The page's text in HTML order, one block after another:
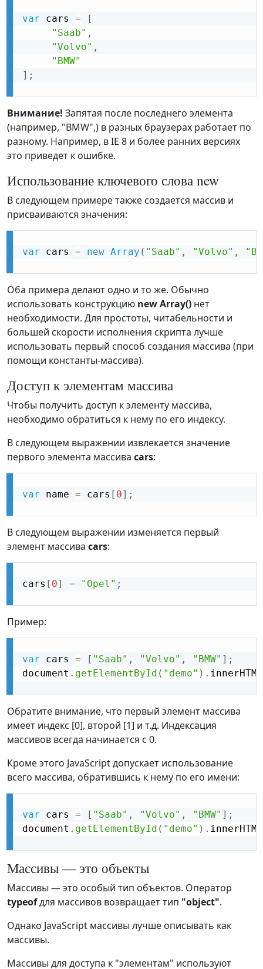
var cars =
[
"Saab" ,
"Volvo" ,
"BMW"
] ;
Внимание! Запятая после последнего элемента
(например, "BMW",) в разных браузерах работает по
разному. Например, в IE 8 и более ранних версиях
это приведет к ошибке.
Использование ключевого слова new
В следующем примере также создается массив и
присваиваются значения:
var cars = new Array ( "Saab" , "Volvo" ,
Оба примера делают одно и то же. Обычно
использовать конструкцию new Array() нет
необходимости. Для простоты, читабельности и
большей скорости исполнения скрипта лучше
использовать первый способ создания массива (при
помощи константы-массива).
Доступ к элементам массива
Чтобы получить доступ к элементу массива,
необходимо обратиться к нему по его индексу.
В следующем выражении извлекается значение
первого элемента массива cars:
var name = cars [ 0] ;
В следующем выражении изменяется первый
элемент массива cars:
cars [ 0] = "Opel" ;
Пример:
var cars = [ "Saab" , "Volvo" , "BMW" ] ;
document . getElementById ( "demo" ) .
Обратите внимание, что первый элемент массива
имеет индекс [0], второй [1] и т.д. Индексация
массивов всегда начинается с 0.
Кроме этого JavaScript допускает использование
всего массива, обратившись к нему по его имени:
var cars = [ "Saab" , "Volvo" , "BMW" ] ;
document . getElementById ( "demo" ) .
Массивы — это объекты
Массивы — это особый тип объектов. Оператор
typeofдля массивов возвращает тип "object".
Однако JavaScript массивы лучше описывать как
массивы.
Массивы для доступа к "элементам" используют